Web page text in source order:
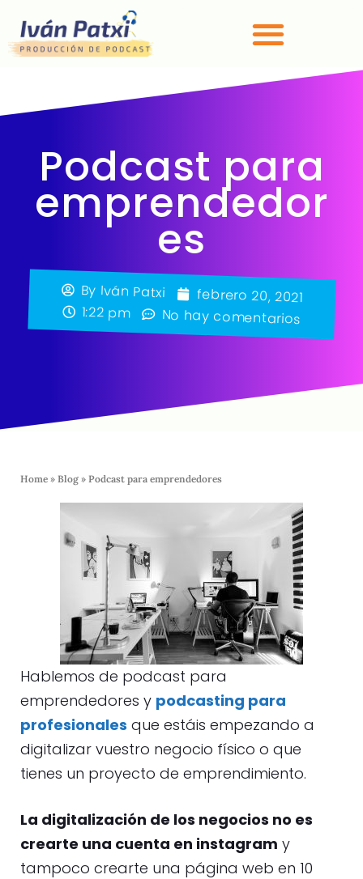
Podcast para
emprendedor
es
By Iván Patxi febrero 20, 2021
1:22 pm No hay comentarios
Home » Blog » Podcast para emprendedores
Hablemos de podcast para
emprendedores y podcasting para
profesionales que estáis empezando a
digitalizar vuestro negocio físico o que
tienes un proyecto de emprendimiento.
La digitalización de los negocios no es
crearte una cuenta en instagram y
tampoco crearte una página web en 10